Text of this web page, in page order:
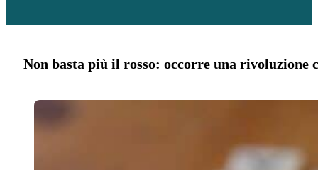
Non basta più il rosso: occorre una rivoluzione